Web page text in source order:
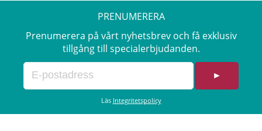
PRENUMERERA
Prenumerera på vårt nyhetsbrev och få exklusiv
tillgång till specialerbjudanden.
►
Läs Integritetspolicy